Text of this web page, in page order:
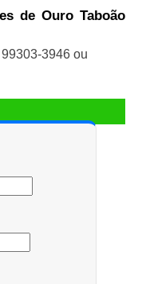
de Ouro Taboão
99303-3946 ou